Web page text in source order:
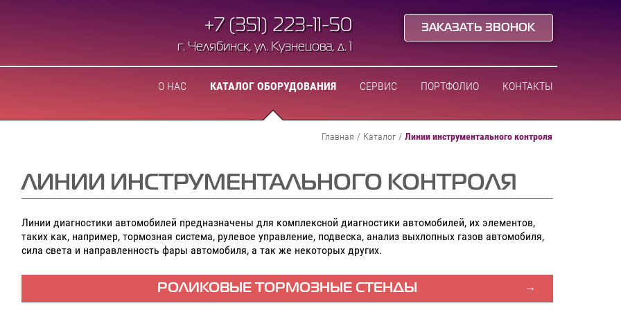
+7 (351) 223-11-50
г. Челябинск, ул. Кузнецова, д. 1
ЗАКАЗАТЬ ЗВОНОК
О НАС КАТАЛОГ ОБОРУДОВАНИЯ СЕРВИС ПОРТФОЛИО КОНТАКТЫ
Главная / Каталог / Линии инструментального контроля
ЛИНИИ ИНСТРУМЕНТАЛЬНОГО КОНТРОЛЯ
Линии диагностики автомобилей предназначены для комплексной диагностики автомобилей, их элементов,
таких как, например, тормозная система, рулевое управление, подвеска, анализ выхлопных газов автомобиля,
сила света и направленность фары автомобиля, а так же некоторых других.
РОЛИКОВЫЕ ТОРМОЗНЫЕ СТЕНДЫ